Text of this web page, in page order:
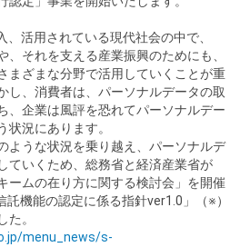
活用されている現代社会の中で、
、それを支える産業振興のためにも、
まざまな分野で活用していくことが重
し、消費者は、パーソナルデータの取
、企業は風評を恐れてパーソナルデー
状況にあります。
ような状況を乗り越え、パーソナルデ
ていくため、総務省と経済産業省が
ームの在り方に関する検討会」を開催
託機能の認定に係る指針ver1.0」（※）
た。
menu_news/s-